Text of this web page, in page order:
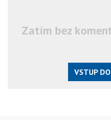
Zatím bez
VSTUP